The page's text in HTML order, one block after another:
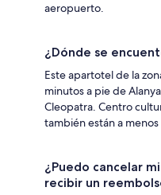
aeropuerto.
¿Dónde se
Este apartotel de la
minutos a pie de
Cleopatra. Centro
también están a
¿Puedo cancelar
recibir un